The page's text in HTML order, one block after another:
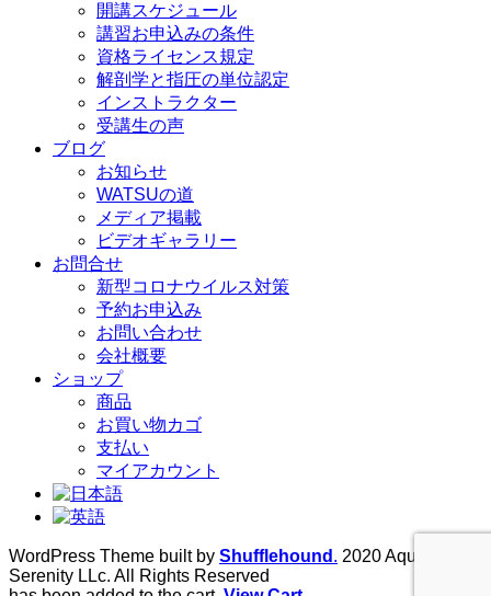
開講スケジュール
講習お申込みの条件
資格ライセンス規定
解剖学と指圧の単位認定
インストラクター
受講生の声
ブログ
お知らせ
WATSUの道
メディア掲載
ビデオギャラリー
お問合せ
新型コロナウイルス対策
予約お申込み
お問い合わせ
会社概要
ショップ
商品
お買い物カゴ
支払い
マイアカウント
WordPress Theme built by Shufflehound . 2020 Aqua
Serenity LLc. All Rights Reserved